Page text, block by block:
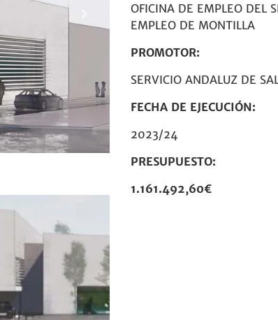
OFICINA DE EMPLEO DEL
EMPLEO DE MONTILLA
PROMOTOR:
SERVICIO ANDALUZ DE
FECHA DE EJECUCIÓN:
2023/24
PRESUPUESTO:
1.161.492,60€